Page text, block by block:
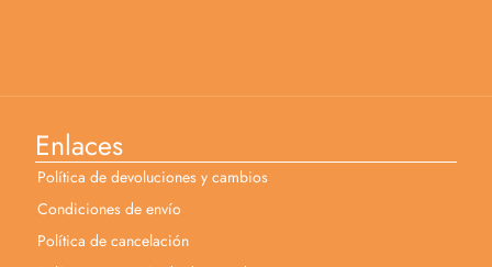
Enlaces
Política de devoluciones y cambios
Condiciones de envío
Política de cancelación